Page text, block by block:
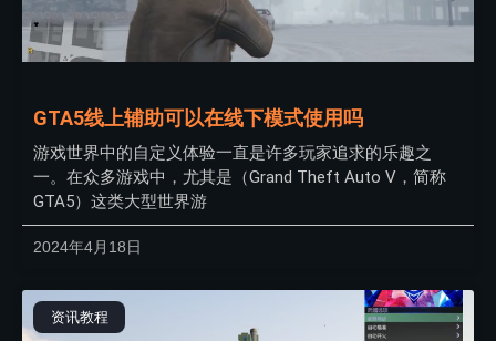
GTA5线上辅助可以在线下模式使用吗
游戏世界中的自定义体验一直是许多玩家追求的乐趣之
一。在众多游戏中，尤其是（Grand Theft Auto V，简称
GTA5）这类大型世界游
2024年4月18日
资讯教程